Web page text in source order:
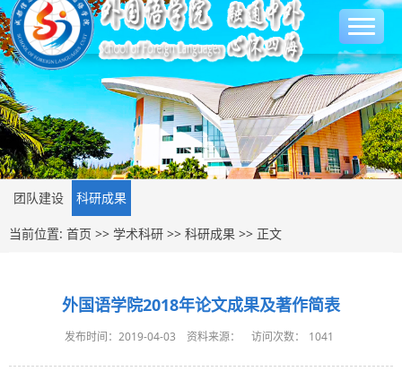
团队建设 科研成果
当前位置: 首页 >> 学术科研 >> 科研成果 >> 正文
外国语学院2018年论文成果及著作简表
发布时间：2019-04-03 资料来源： 访问次数： 1041